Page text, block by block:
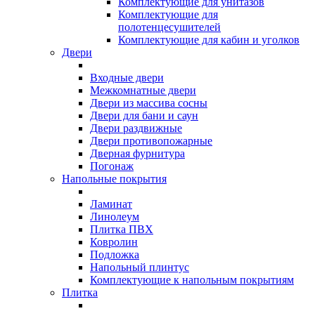
Комплектующие для
полотенцесушителей
Комплектующие для кабин и уголков
Двери
Входные двери
Межкомнатные двери
Двери из массива сосны
Двери для бани и саун
Двери раздвижные
Двери противопожарные
Дверная фурнитура
Погонаж
Напольные покрытия
Ламинат
Линолеум
Плитка ПВХ
Ковролин
Подложка
Напольный плинтус
Комплектующие к напольным покрытиям
Плитка